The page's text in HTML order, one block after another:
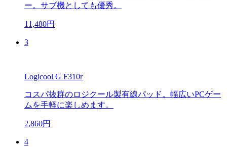
ー。サブ機としても優秀。
11,480円
3
Logicool G F310r
コスパ抜群のロジクール製有線パッド。幅広いPCゲー
ムを手軽に楽しめます。
2,860円
4